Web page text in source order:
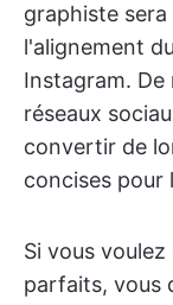
graphiste sera
l'alignement
Instagram. De
réseaux
convertir de
concises pour
Si vous
parfaits, vous